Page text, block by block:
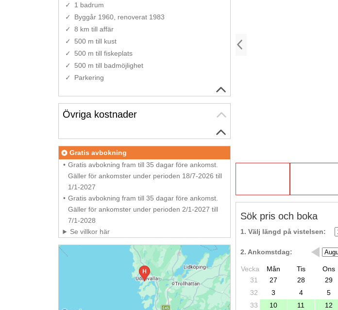
Sök pris och boka
1. Välj längd på vistelsen:
2. Ankomstdag:
Vecka Mån Tis Ons
31
27 28 29
32
3 4 5
33
10 11 12
1 badrum
Byggår 1960, renoverat 1983
8 km till affär
500 m till kust
500 m till fiskeplats
500 m till badmöjlighet
Parkering
Övriga kostnader
Gratis avbokning
Gratis avbokning fram till 35 dagar före ankomst.
Gäller för ankomster under perioden 18/7-2026 till
1/1-2027
Gratis avbokning fram till 35 dagar före ankomst.
Gäller för ankomster under perioden 2/1-2027 till
7/1-2028
Se villkor här